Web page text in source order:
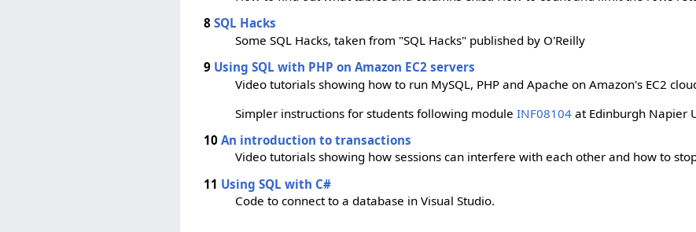
8SQL Hacks
Some SQL Hacks, taken from "SQL Hacks" published by O'Reilly
9 Using SQL with PHP on Amazon EC2 servers
Video tutorials showing how to run MySQL, PHP and Apache on Amazon's EC2
Simpler instructions for students following moduleINF08104 at Edinburgh Napier
10An introduction to transactions
Video tutorials showing how sessions can interfere with each other and how to
11 Using SQL with C#
Code to connect to a database in Visual Studio.